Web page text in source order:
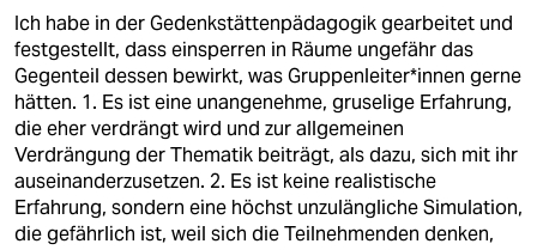
fragen & hilfe
unterstützen
abo
genossenschaft
epaper login
Ich habe in der Gedenkstättenpädagogik gearbeitet und
festgestellt, dass einsperren in Räume ungefähr das
Gegenteil dessen bewirkt, was Gruppenleiter*innen gerne
hätten. 1. Es ist eine unangenehme, gruselige Erfahrung,
die eher verdrängt wird und zur allgemeinen
Verdrängung der Thematik beiträgt, als dazu, sich mit ihr
auseinanderzusetzen. 2. Es ist keine realistische
Erfahrung, sondern eine höchst unzulängliche Simulation,
die gefährlich ist, weil sich die Teilnehmenden denken,